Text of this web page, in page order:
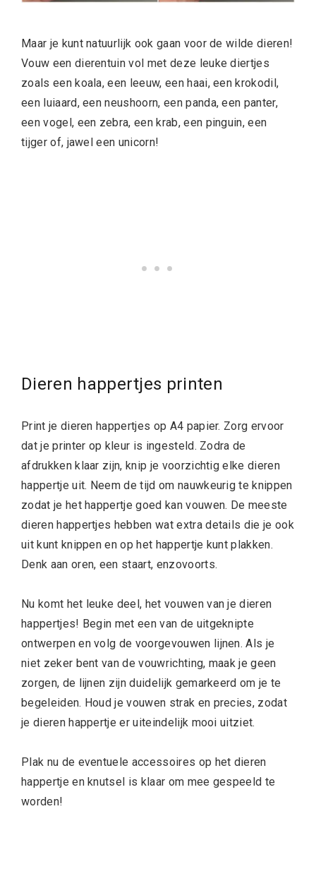
Maar je kunt natuurlijk ook gaan voor de wilde dieren!
Vouw een dierentuin vol met deze leuke diertjes
zoals een koala, een leeuw, een haai, een krokodil,
een luiaard, een neushoorn, een panda, een panter,
een vogel, een zebra, een krab, een pinguin, een
tijger of, jawel een unicorn!
Dieren happertjes printen
Print je dieren happertjes op A4 papier. Zorg ervoor
dat je printer op kleur is ingesteld. Zodra de
afdrukken klaar zijn, knip je voorzichtig elke dieren
happertje uit. Neem de tijd om nauwkeurig te knippen
zodat je het happertje goed kan vouwen. De meeste
dieren happertjes hebben wat extra details die je ook
uit kunt knippen en op het happertje kunt plakken.
Denk aan oren, een staart, enzovoorts.
Nu komt het leuke deel, het vouwen van je dieren
happertjes! Begin met een van de uitgeknipte
ontwerpen en volg de voorgevouwen lijnen. Als je
niet zeker bent van de vouwrichting, maak je geen
zorgen, de lijnen zijn duidelijk gemarkeerd om je te
begeleiden. Houd je vouwen strak en precies, zodat
je dieren happertje er uiteindelijk mooi uitziet.
Plak nu de eventuele accessoires op het dieren
happertje en knutsel is klaar om mee gespeeld te
worden!